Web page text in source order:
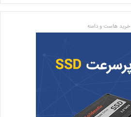
خرید هاست و دامنه